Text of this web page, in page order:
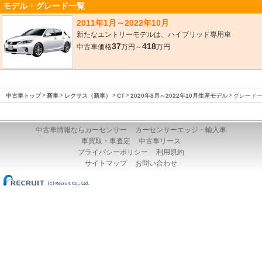
モデル・グレード一覧
2011年1月～2022年10月
新たなエントリーモデルは、ハイブリッド専用車
中古車価格37万円～418万円
中古車トップ 新車 レクサス（新車） CT 2020年8月～2022年10月生産モデル グレード
中古車情報ならカーセンサー
カーセンサーエッジ・輸入車
車買取・車査定
中古車リース
プライバシーポリシー
利用規約
サイトマップ
お問い合わせ